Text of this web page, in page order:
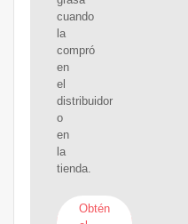
cuando
la
compró
en
el
distribuidor
o
en
la
tienda.
Obtén